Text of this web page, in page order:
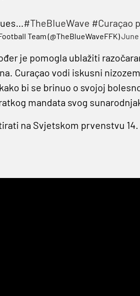
#TheBlueWave #Curaçao
Team (@TheBlueWaveFFK)June
je pomogla ublažiti
Curaçao vodi iskusni
bi se brinuo o svojoj
mandata svog
na Svjetskom prvenstvu